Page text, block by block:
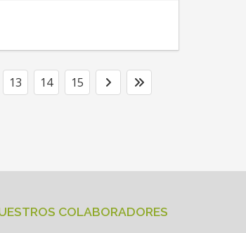
13 14 15
COLABORADORES